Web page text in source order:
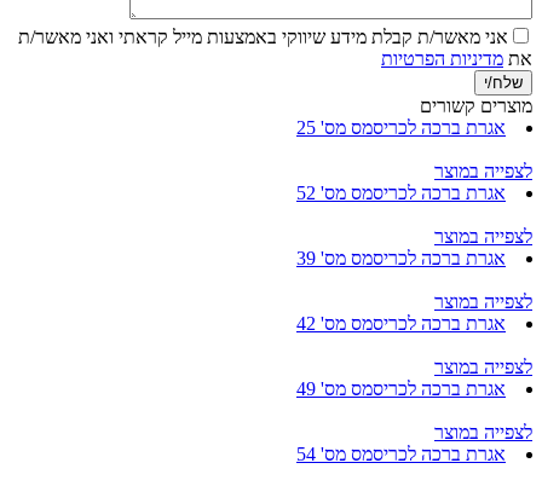
אני מאשר/ת קבלת מידע שיווקי באמצעות מייל קראתי ואני מאשר/ת
את מדיניות הפרטיות
מוצרים קשורים
אגרת ברכה לכריסמס מס' 25
לצפייה במוצר
אגרת ברכה לכריסמס מס' 52
לצפייה במוצר
אגרת ברכה לכריסמס מס' 39
לצפייה במוצר
אגרת ברכה לכריסמס מס' 42
לצפייה במוצר
אגרת ברכה לכריסמס מס' 49
לצפייה במוצר
אגרת ברכה לכריסמס מס' 54